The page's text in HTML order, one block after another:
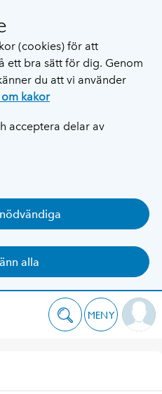
(cookies) för att
ett bra sätt för dig. Genom
du att vi använder
om kakor
acceptera delar av
alla
MENY